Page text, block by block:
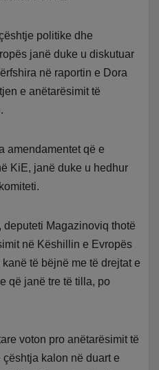
politike dhe
janë duke u diskutuar
në raportin e Dora
e anëtarësimit të
amendamentet që e
KiE, janë duke u hedhur
Magazinoviq thotë
në Këshillin e Evropës
të bëjnë me të drejtat e
që janë tre të tilla, po
voton pro anëtarësimit të
çështja kalon në duart e